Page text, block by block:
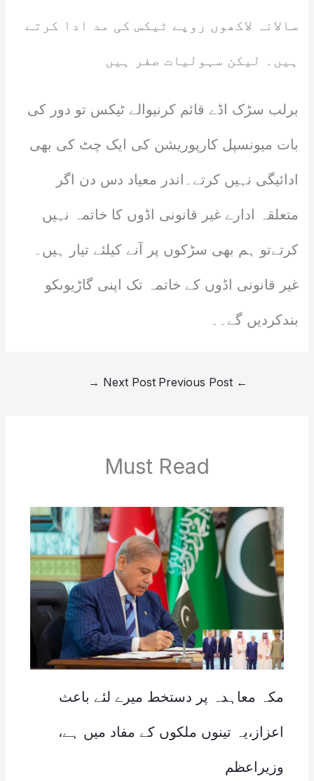
سالانہ لاکھوں روپے ٹیکس کی مد ادا کرتے
ہیں۔ لیکن سہولیات صفر ہیں
برلب سڑک اڈے قائم کرنیوالے ٹیکس تو دور کی
بات میونسپل کارپوریشن کی ایک چٹ کی بھی
ادائیگی نہیں کرتے۔اندر معیاد دس دن اگر
متعلقہ ادارے غیر قانونی اڈوں کا خاتمہ نہیں
کرتےتو ہم بھی سڑکوں پر آنے کیلئے تیار ہیں۔
غیر قانونی اڈوں کے خاتمہ تک اپنی گاڑیوںکو
بندکردیں گے۔۔
←
Next Post
→
Must Read
مکہ معاہدہ پر دستخط میرے لئے باعث
اعزاز،یہ تینوں ملکوں کے مفاد میں ہے،
وزیراعظم